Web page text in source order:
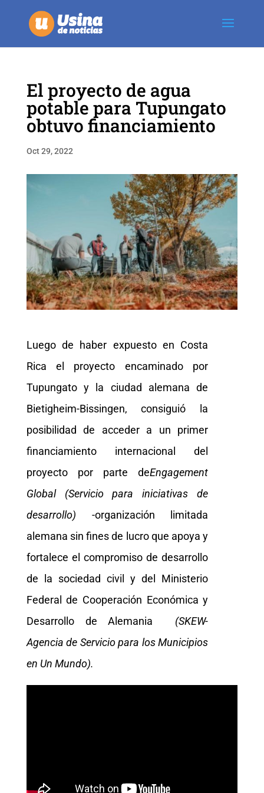
El proyecto de agua
potable para Tupungato
obtuvo financiamiento
Oct 29, 2022
Luego de haber expuesto en Costa
Rica el proyecto encaminado por
Tupungato y la ciudad alemana de
Bietigheim-Bissingen, consiguió la
posibilidad de acceder a un primer
financiamiento internacional del
proyecto por parte deEngagement
Global (Servicio para iniciativas de
desarrollo) -organización limitada
alemana sin fines de lucro que apoya y
fortalece el compromiso de desarrollo
de la sociedad civil y del Ministerio
Federal de Cooperación Económica y
Desarrollo de Alemania
(SKEW-
Agencia de Servicio para los Municipios
en Un Mundo).